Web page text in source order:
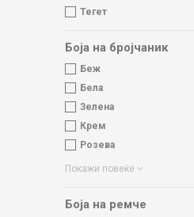
Тегет
Боја на бројчаник
Беж
Бела
Зелена
Крем
Розева
Покажи повеќе
Боја на ремче